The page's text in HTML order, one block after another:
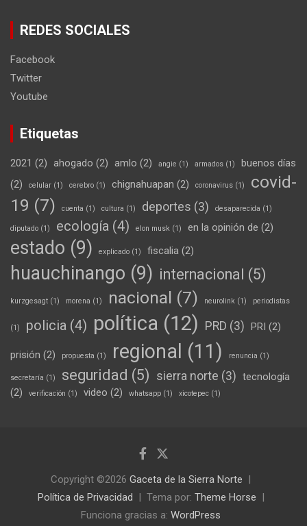
REDES SOCIALES
Facebook
Twitter
Youtube
Etiquetas
2021 (2) ahogado (2) amlo (2) angie (1) armados (1)
buenos días
(2)
celular (1) cerebro (1) chignahuapan (2) coronavirus (1)
covid-
19 (7) cuenta (1) cultura (1) deportes (3) desaparecida (1)
diputado (1) ecología (4) elon musk (1) en la opinión de (2)
estado (9) explicado (1) fiscalia (2)
huauchinango (9) internacional (5)
kurzgesagt (1) morena (1) nacional (7) neurolink (1) periodistas
(1) policia (4) política (12) PRD (3) PRI (2)
prisión (2) propuesta (1) regional (11) renuncia (1)
secretaría (1) seguridad (5) sierra norte (3) tecnología
(2)
verificación (1) video (2) whatsapp (1) xicotepec (1)
Copyright ©2026 Gaceta de la Sierra Norte
Política de Privacidad
Tema por: Theme Horse
Funciona gracias a: WordPress